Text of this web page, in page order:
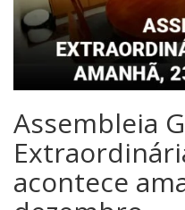
Assembleia
acontece